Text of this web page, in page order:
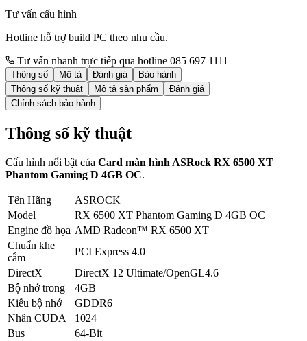
Tư vấn cấu hình
Hotline hỗ trợ build PC theo nhu cầu.
Tư vấn nhanh trực tiếp qua hotline 085 697 1111
Thông số Mô tả Đánh giá
Bảo hành
Thông số kỹ thuật
Mô tả sản phẩm
Đánh giá
Chính sách bảo hành
Thông số kỹ thuật
Cấu hình nổi bật của Card màn hình ASRock RX 6500 XT
Phantom Gaming D 4GB OC.
Tên Hãng
ASROCK
Model
RX 6500 XT Phantom Gaming D 4GB OC
Engine đồ họa AMD Radeon™ RX 6500 XT
Chuẩn khe
cắm
PCI Express 4.0
DirectX
DirectX 12 Ultimate/OpenGL4.6
Bộ nhớ trong
4GB
Kiểu bộ nhớ
GDDR6
Nhân CUDA
1024
Bus
64-Bit